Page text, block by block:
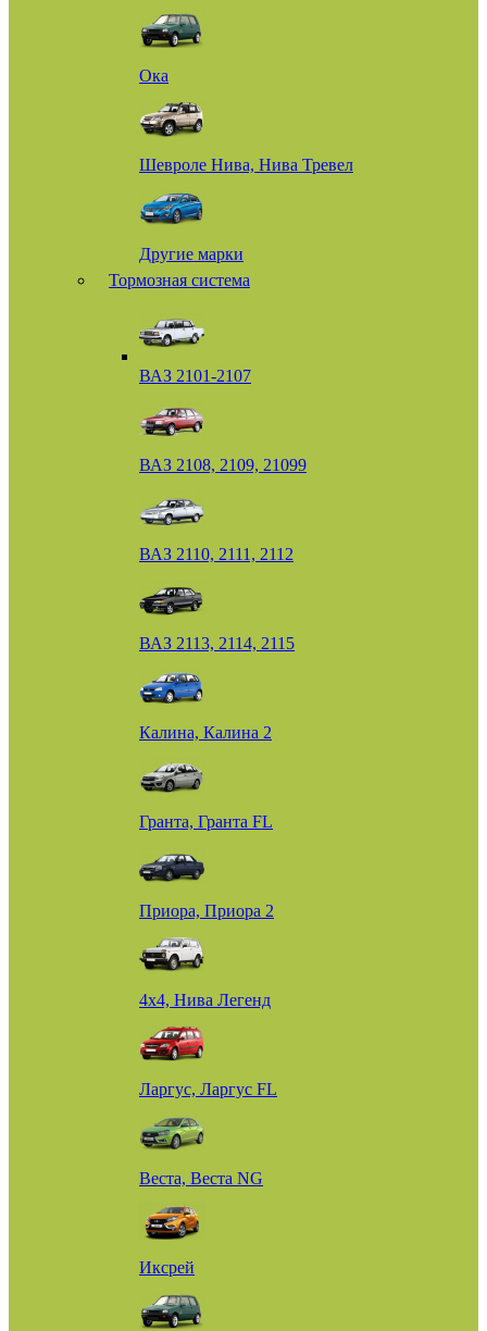
Ока
Шевроле Нива, Нива Тревел
Другие марки
Тормозная система
ВАЗ 2101-2107
ВАЗ 2108, 2109, 21099
ВАЗ 2110, 2111, 2112
ВАЗ 2113, 2114, 2115
Калина, Калина 2
Гранта, Гранта FL
Приора, Приора 2
4х4, Нива Легенд
Ларгус, Ларгус FL
Веста, Веста NG
Иксрей